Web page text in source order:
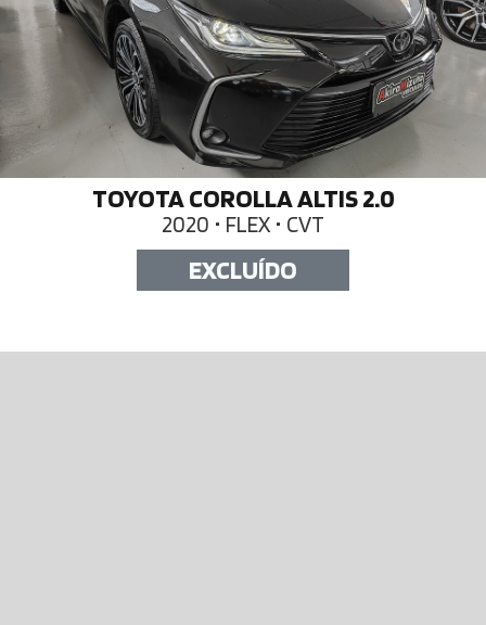
TOYOTA COROLLA ALTIS 2.0
2020 • FLEX • CVT
EXCLUÍDO